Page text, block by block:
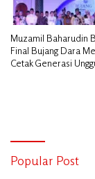
Muzamil Baharudin
Final Bujang Dara
Cetak Generasi
Popular Post